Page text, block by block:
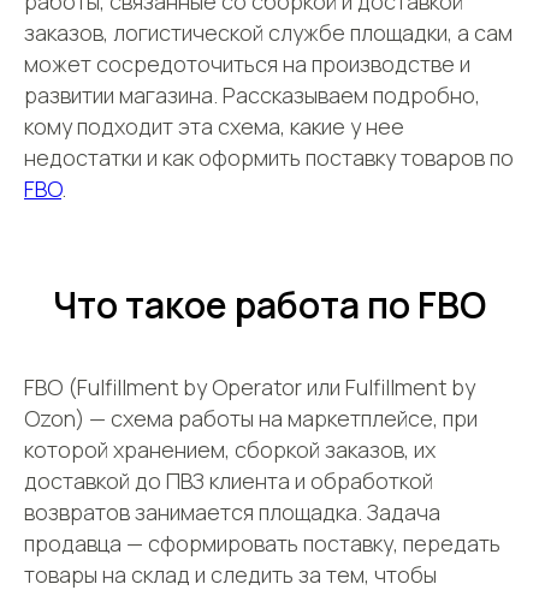
заказов, логистической службе площадки, а сам
может сосредоточиться на производстве и
развитии магазина. Рассказываем подробно,
кому подходит эта схема, какие у нее
недостатки и как оформить поставку товаров по
FBO.
Что такое работа по FBO
FBO (Fulfillment by Operator или Fulfillment by
Ozon) — схема работы на маркетплейсе, при
которой хранением, сборкой заказов, их
доставкой до ПВЗ клиента и обработкой
возвратов занимается площадка. Задача
продавца — сформировать поставку, передать
товары на склад и следить за тем, чтобы